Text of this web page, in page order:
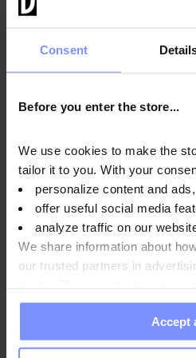
Consent
Before you enter the store...
We use cookies to make the
tailor it to you. With your
personalize content and ads,
offer useful social media
analyze traffic on our
We share information about
our trusted partners in
information you have provided
collected when you use their
Accept
OstroVit Триптофан 200 г
Смак:натуральний
Додати в
Ви переглянули